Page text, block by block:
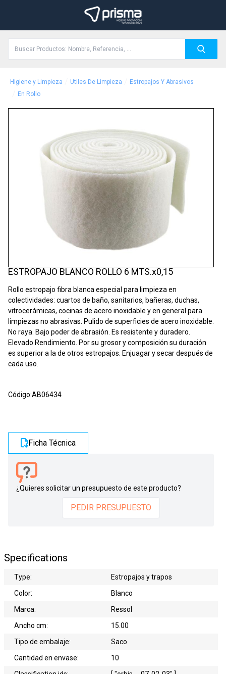
Higiene y Limpieza Utiles De Limpieza Estropajos Y Abrasivos
En Rollo
ESTROPAJO BLANCO ROLLO 6 MTS.x0,15
Rollo estropajo fibra blanca especial para limpieza en
colectividades: cuartos de baño, sanitarios, bañeras, duchas,
vitrocerámicas, cocinas de acero inoxidable y en general para
limpiezas no abrasivas. Pulido de superficies de acero inoxidable.
No raya. Bajo poder de abrasión. Es resistente y duradero.
Elevado Rendimiento. Por su grosor y composición su duración
es superior a la de otros estropajos. Enjuagar y secar después de
cada uso.
Código:AB06434
Ficha Técnica
¿Quieres solicitar un presupuesto de este producto?
PEDIR PRESUPUESTO
Specifications
Type:
Estropajos y trapos
Color:
Blanco
Marca:
Ressol
Ancho cm:
15.00
Tipo de embalaje:
Saco
Cantidad en envase:
10